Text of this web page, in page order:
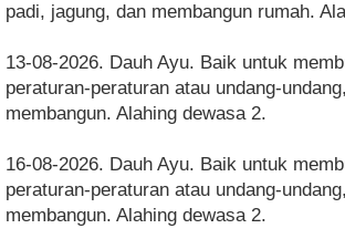
padi, jagung, dan membangun rumah.
13-08-2026. Dauh Ayu. Baik untuk
peraturan-peraturan atau undang-
membangun. Alahing dewasa 2.
16-08-2026. Dauh Ayu. Baik untuk
peraturan-peraturan atau undang-
membangun. Alahing dewasa 2.